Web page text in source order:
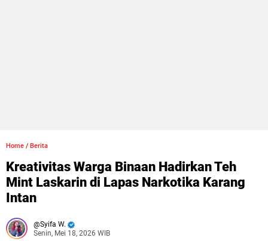
Home / Berita
Kreativitas Warga Binaan Hadirkan Teh
Mint Laskarin di Lapas Narkotika Karang
Intan
Syifa W.
Senin, Mei 18, 2026 WIB